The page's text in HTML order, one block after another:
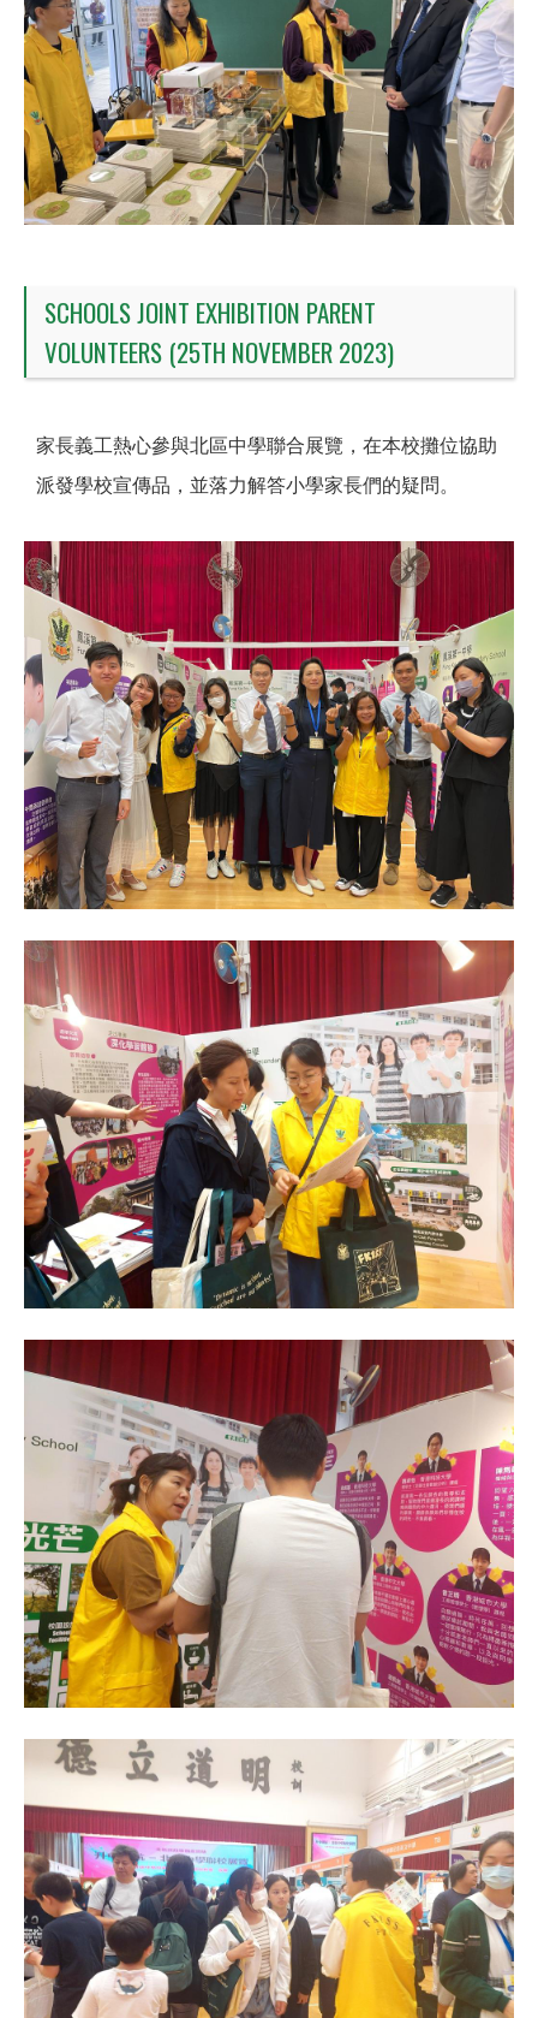
SCHOOLS JOINT EXHIBITION PARENT
VOLUNTEERS (25TH NOVEMBER 2023)
家長義工熱心參與北區中學聯合展覽，在本校攤位協助
派發學校宣傳品，並落力解答小學家長們的疑問。